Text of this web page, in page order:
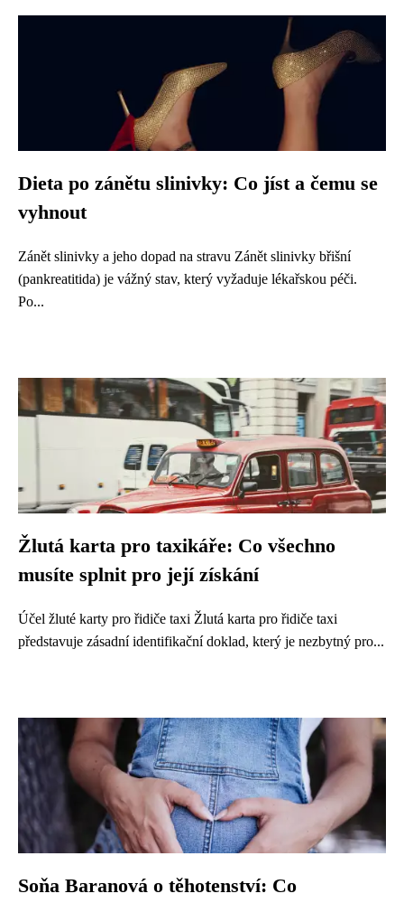
Dieta po zánětu slinivky: Co jíst a čemu se
vyhnout
Zánět slinivky a jeho dopad na stravu Zánět slinivky břišní
(pankreatitida) je vážný stav, který vyžaduje lékařskou péči.
Po...
Žlutá karta pro taxikáře: Co všechno
musíte splnit pro její získání
Účel žluté karty pro řidiče taxi Žlutá karta pro řidiče taxi
představuje zásadní identifikační doklad, který je nezbytný pro...
Soňa Baranová o těhotenství: Co